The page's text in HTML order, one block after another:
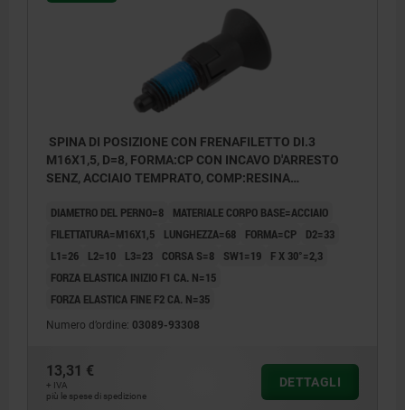
SPINA DI POSIZIONE CON FRENAFILETTO DI.3
M16X1,5, D=8, FORMA:CP CON INCAVO D'ARRESTO
SENZ, ACCIAIO TEMPRATO, COMP:RESINA
DIAMETRO DEL PERNO=8
MATERIALE CORPO BASE=ACCIAIO
FILETTATURA=M16X1,5
LUNGHEZZA=68 FORMA=CP
D2=33
L1=26
L2=10 L3=23 CORSA S=8 SW1=19
F X 30°=2,3
FORZA ELASTICA INIZIO F1 CA. N=15
FORZA ELASTICA FINE F2 CA. N=35
Numero d’ordine: 03089-93308
13,31 €
+ IVA
più le spese di spedizione
DETTAGLI